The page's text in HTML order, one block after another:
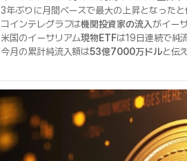
3年ぶりに月間ベースで最大の上昇となったと
コインテレグラフは機関投資家の流入がイー
米国のイーサリアム現物ETFは19日連続で純
今月の累計純流入額は53億7000万ドルと伝